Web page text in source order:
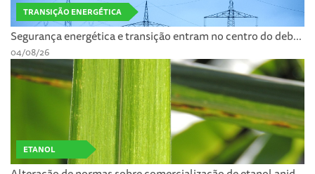
TRANSIÇÃO ENERGÉTICA
Segurança energética e transição entram no centro do deb...
04/08/26
ETANOL